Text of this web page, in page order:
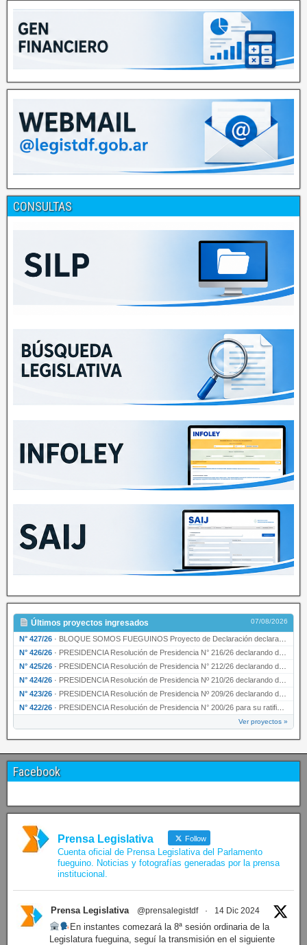
CONSULTAS
Últimos proyectos ingresados 07/08/2026
N° 427/26 · BLOQUE SOMOS FUEGUINOS Proyecto de Declaración declarando de interés provincial PRESIDENCI…
N° 426/26 · PRESIDENCIA Resolución de Presidencia N° 216/26 declarando de interés provincial la labor …
N° 425/26 · PRESIDENCIA Resolución de Presidencia N° 212/26 declarando de interés provincial el “50° A…
N° 424/26 · PRESIDENCIA Resolución de Presidencia Nº 210/26 declarando de interés provincial el proyec…
N° 423/26 · PRESIDENCIA Resolución de Presidencia Nº 209/26 declarando de interés provincial la presen…
N° 422/26 · PRESIDENCIA Resolución de Presidencia N° 200/26 para su ratificación.
Ver proyectos »
Facebook
Prensa Legislativa Follow
Cuenta oficial de Prensa Legislativa del Parlamento
fueguino. Noticias y fotografías generadas por la prensa
institucional.
Prensa Legislativa @prensalegistdf · 14 Dic 2024
En instantes comezará la 8ª sesión ordinaria de la
Legislatura fueguina, seguí la transmisión en el siguiente